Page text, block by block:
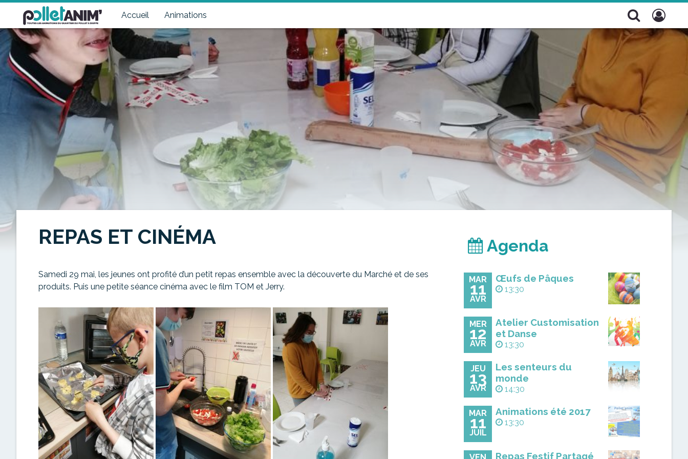
Accueil Animations
Pollet Anim'
Toutes les animations du quartier du Pollet à Dieppe
REPAS ET CINÉMA
Samedi 29 mai, les jeunes ont profité d’un petit repas ensemble avec la découverte du Marché et de ses
produits. Puis une petite séance cinéma avec le film TOM et Jerry.
Agenda
MAR
11
AVR
Œufs de Pâques
13:30
MER
12
AVR
Atelier Customisation
et Danse
13:30
JEU
13
AVR
Les senteurs du
monde
14:30
MAR
11
JUIL
Animations été 2017
13:30
Repas Festif Partagé